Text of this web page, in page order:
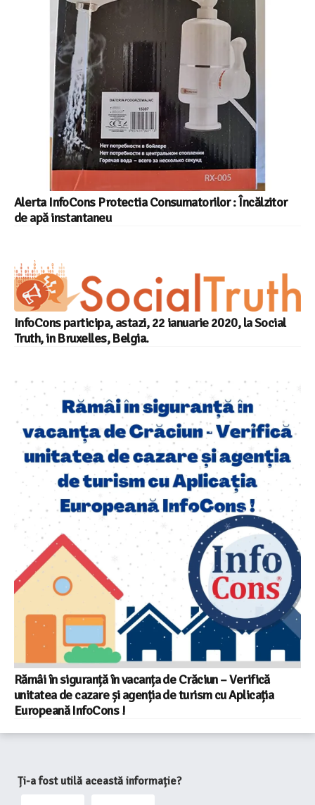
Alerta InfoCons Protectia Consumatorilor : Încălzitor
de apă instantaneu
InfoCons participa, astazi, 22 ianuarie 2020, la Social
Truth, in Bruxelles, Belgia.
Rămâi în siguranță în vacanța de Crăciun – Verifică
unitatea de cazare și agenția de turism cu Aplicația
Europeană InfoCons !
Ți-a fost utilă această informație?